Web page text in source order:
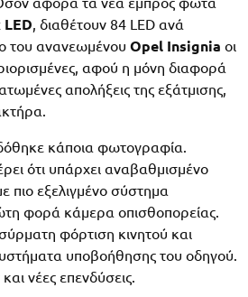
, διαθέτουν 84 LED ανά
του ανανεωμένου Opel Insignia οι
αφού η μόνη διαφορά
απολήξεις της εξάτμισης,
κάποια φωτογραφία.
ότι υπάρχει αναβαθμισμένο
εξελιγμένο σύστημα
φορά κάμερα οπισθοπορείας.
φόρτιση κινητού και
υποβοήθησης του οδηγού.
νέες επενδύσεις.